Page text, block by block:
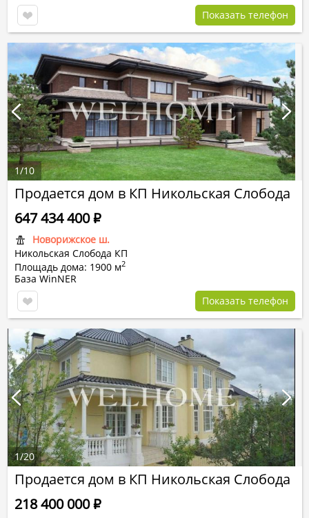
Показать телефон
Продается дом в КП Никольская Слобода
Новорижское ш.
Никольская Слобода КП
Площадь дома: 1900 м2
647 434 400Р
База WinNER
Показать телефон
1/10
Продается дом в КП Никольская Слобода
218 400 000Р
1/20